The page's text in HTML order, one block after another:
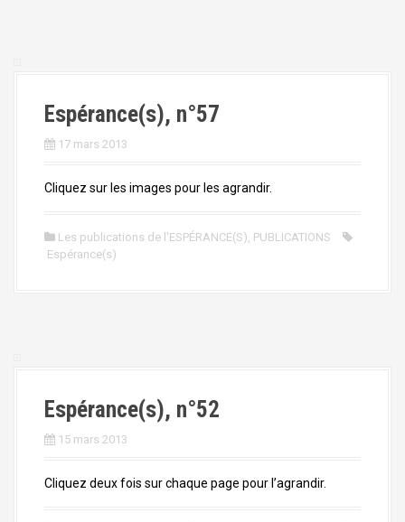
Espérance(s), n°57
17 mars 2013
Cliquez sur les images pour les agrandir.
Les publications de l'ESPÉRANCE(S) PUBLICATIONS
Espérance(s)
Espérance(s), n°52
15 mars 2013
Cliquez deux fois sur chaque page pour l’agrandir.